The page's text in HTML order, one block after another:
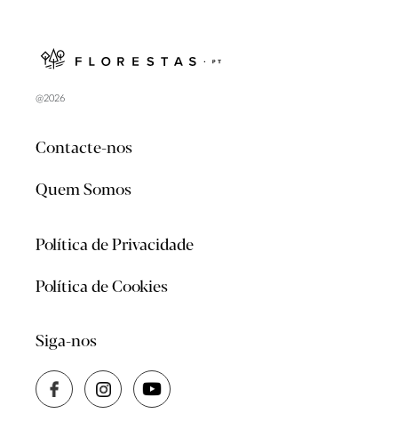
@2026
Contacte-nos
Quem Somos
Política de Privacidade
Política de Cookies
Siga-nos